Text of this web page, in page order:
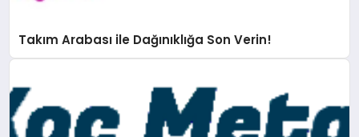
Takım Arabası ile Dağınıklığa Son Verin!